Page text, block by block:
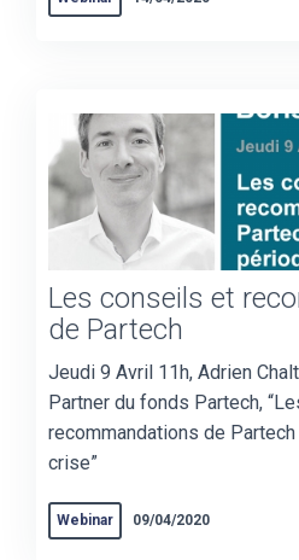
Les conseils et
de Partech
Jeudi 9 Avril 11h, Adrien
Partner du fonds Partech,
recommandations de
crise”
Webinar 09/04/2020